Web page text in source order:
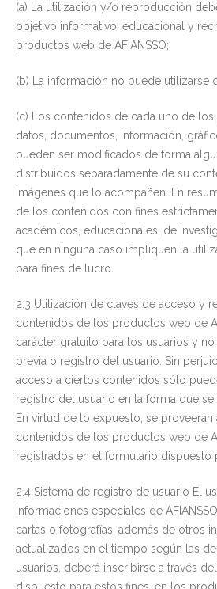
(a) La utilización y/o reproducción
objetivo informativo, educacional y
productos web de AFIANSSO;
(b) La información no puede utilizarse
(c) Los contenidos de cada uno de
datos, documentos, información,
pueden ser modificados de forma
distribuidos separadamente de su
imágenes que lo acompañen. En
de los contenidos con fines
académicos, educacionales, de
que en ninguna caso impliquen la
para fines de lucro.
2.3 Utilización de claves de acceso y
contenidos de los productos web de
carácter gratuito para los usuarios y
previa o registro del usuario. Sin
acceso a ciertos contenidos sólo
registro del usuario en la forma que
En virtud de lo expuesto, se
contenidos de los productos web de
registrados en el formulario dispuesto
2.4 Sistema de registro de usuario El
informaciones especiales de
cartas o fotografías, además de otros
actualizados en el tiempo según las
usuarios, deberá inscribirse a través